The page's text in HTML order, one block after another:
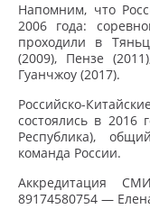
Напомним, что
2006 года:
проходили в
(2009), Пензе
Гуанчжоу (2017).
Российско-
состоялись в 2016
Республика),
команда России.
Аккредитация
89174580754 —